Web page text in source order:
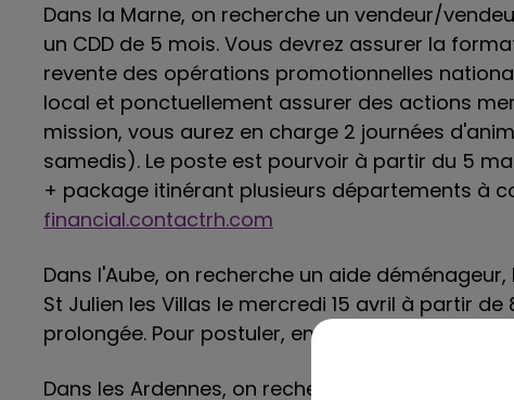
6h00 - 10h00
Dans la Marne, on recherche un vendeur/
un CDD de 5 mois. Vous devrez assurer la
revente des opérations promotionnelles
local et ponctuellement assurer des actions
mission, vous aurez en charge 2 journées
samedis). Le poste est pourvoir à partir du 5
+ package itinérant plusieurs départements à
financial.contactrh.com
Dans l'Aube, on recherche un aide
St Julien les Villas le mercredi 15 avril à partir
prolongée. Pour postuler, envoyez un mail à
Dans les Ardennes, on recherche un vendeur/